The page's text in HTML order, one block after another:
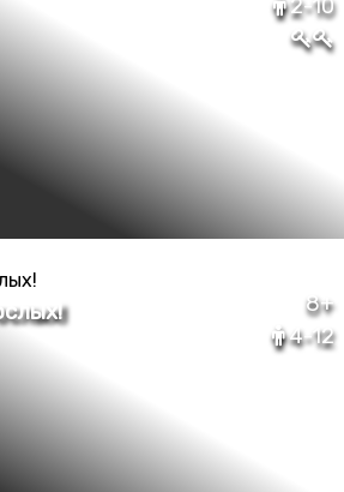
2-10
8+
4-12